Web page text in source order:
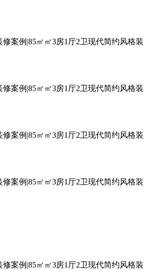
案例|85㎡㎡3房1厅2卫现代简约风格装
案例|85㎡㎡3房1厅2卫现代简约风格装
案例|85㎡㎡3房1厅2卫现代简约风格装
案例|85㎡㎡3房1厅2卫现代简约风格装
案例|85㎡㎡3房1厅2卫现代简约风格装